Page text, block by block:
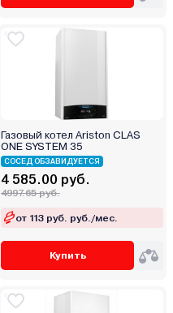
Газовый котел Ariston CLAS
ONE SYSTEM 35
СОСЕД ОБЗАВИДУЕТСЯ
4 585.00 руб.
4997.65 руб.
от 113 руб. руб./мес.
Купить